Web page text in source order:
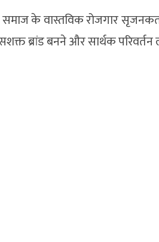
के वास्तविक रोजगार
ब्रांड बनने और सार्थक परिवर्तन